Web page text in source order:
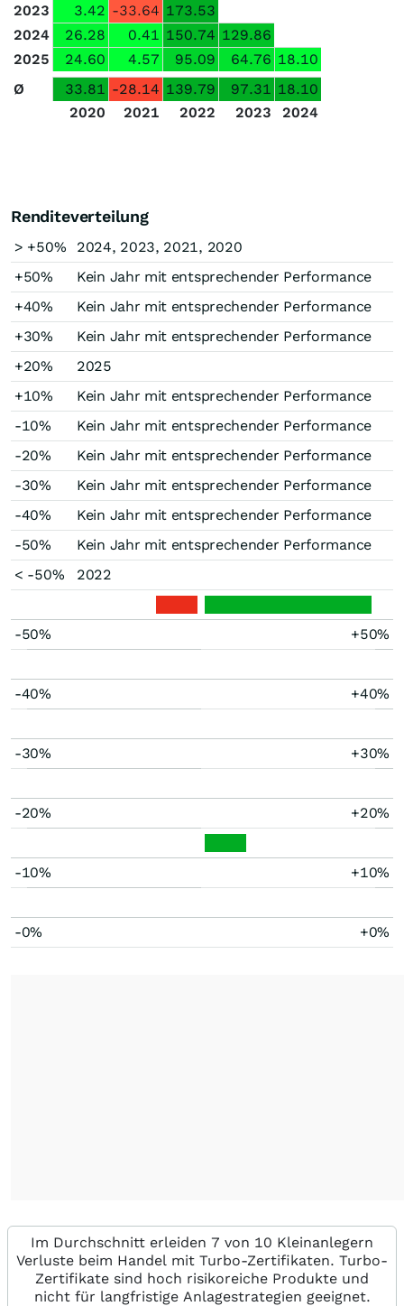
2023 3.42 -33.64 173.53
2024
26.28 0.41 150.74 129.86
2025
24.60 4.57 95.09 64.76 18.10
Ø
33.81 -28.14 139.79 97.31 18.10
2020
2021 2022 2023 2024
Renditeverteilung
> +50%
2024, 2023, 2021, 2020
+50%
Kein Jahr mit entsprechender Performance
+40%
Kein Jahr mit entsprechender Performance
+30%
Kein Jahr mit entsprechender Performance
+20%
2025
+10%
Kein Jahr mit entsprechender Performance
-10%
Kein Jahr mit entsprechender Performance
-20%
Kein Jahr mit entsprechender Performance
-30%
Kein Jahr mit entsprechender Performance
-40%
Kein Jahr mit entsprechender Performance
-50%
Kein Jahr mit entsprechender Performance
< -50%
2022
-50% +50%
-40% +40%
-30% +30%
-20% +20%
-10% +10%
-0% +0%
Im Durchschnitt erleiden 7 von 10 Kleinanlegern
Verluste beim Handel mit Turbo-Zertifikaten. Turbo-
Zertifikate sind hoch risikoreiche Produkte und
nicht für langfristige Anlagestrategien geeignet.